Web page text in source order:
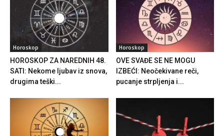
Horoskop
HOROSKOP ZA NAREDNIH 48.
SATI: Nekome ljubav iz snova,
drugima teški...
Horoskop
OVE SVAĐE SE NE MOGU
IZBEĆI: Neočekivane reči,
pucanje strpljenja i...